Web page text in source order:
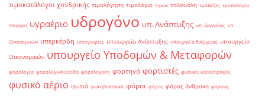
τιμοκατάλογοι χονδρικής τιμολόγηση τιμολόγιο τιμών τολουόλη τράπεζες τροπολογία
τσιγάρο υγραέριο υδρογόνο υπ. Ανάπτυξης υπ. Εργασίας υπ.
Οικονομικών υπερκέρδη υποτροφίες υπουργείο Ανάπτυξης υπουργείο Ενέργειας υπουργείο
Οικονομικών υπουργείο Υποδομών & Μεταφορών
φορολογία φορολογικά έσοδα φορολόγηση φορτηγά φορτιστές φυσικές καταστροφές
φυσικό αέριο φωτιά φωτοβολταϊκά φόροι φόρος φόρος άνθρακα φόρους